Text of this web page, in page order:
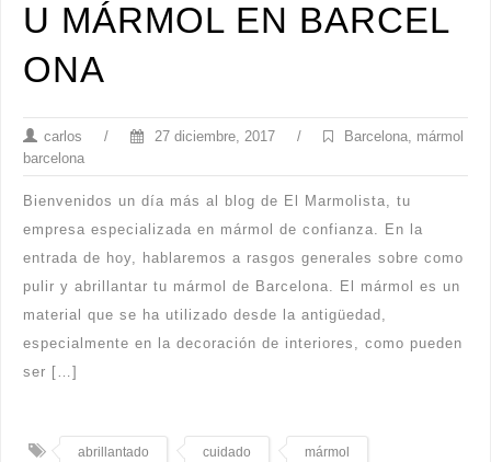
U MÁRMOL EN BARCEL
ONA
carlos / 27 diciembre, 2017 / Barcelona, mármol
barcelona
Bienvenidos un día más al blog de El Marmolista, tu
empresa especializada en mármol de confianza. En la
entrada de hoy, hablaremos a rasgos generales sobre como
pulir y abrillantar tu mármol de Barcelona. El mármol es un
material que se ha utilizado desde la antigüedad,
especialmente en la decoración de interiores, como pueden
ser […]
abrillantado cuidado mármol